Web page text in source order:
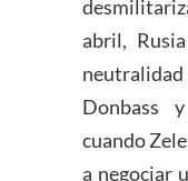
abril,
Donbass
cuando
a negociar